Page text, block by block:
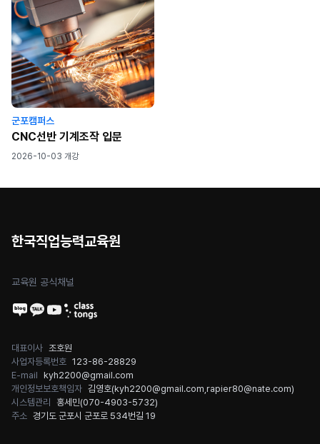
군포캠퍼스
CNC선반 기계조작 입문
2026-10-03 개강
한국직업능력교육원
교육원 공식채널
대표이사 조호원
사업자등록번호 123-86-28829
E-mail kyh2200@gmail.com
개인정보보호책임자 김영호(kyh2200@gmail.com rapier80@nate.com)
시스템관리
홍세민(070-4903-5732)
주소 경기도 군포시 군포로 534번길 19